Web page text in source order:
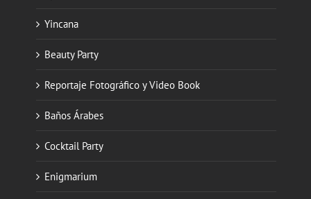
Yincana
Beauty Party
Reportaje Fotográfico y Video Book
Baños Árabes
Cocktail Party
Enigmarium